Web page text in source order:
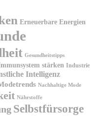
Erneuerbare Energien
Gesundheitstipps
stärken Industrie
Intelligenz
Nachhaltige Mode
Nährstoffe
Selbstfürsorge